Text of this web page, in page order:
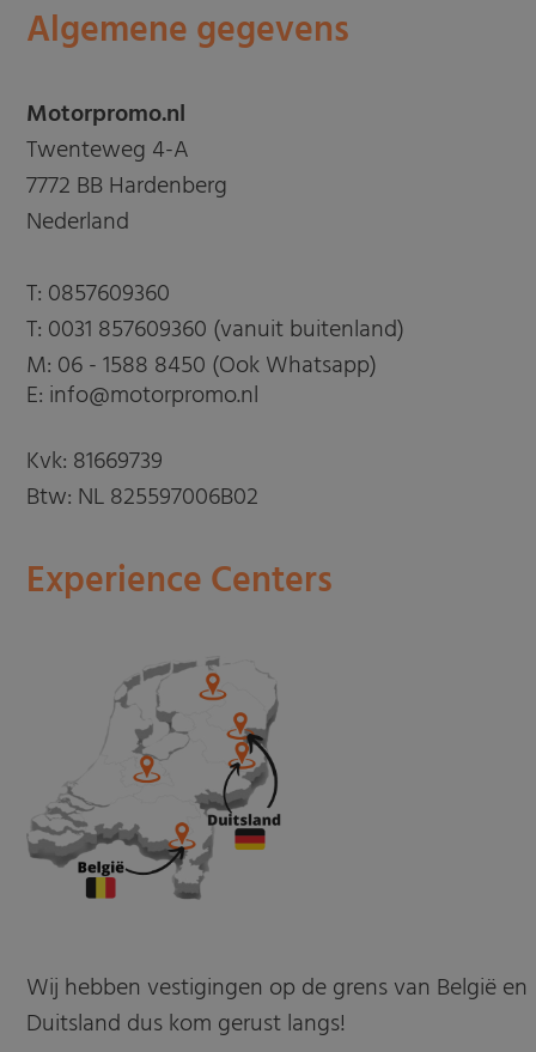
Algemene gegevens
Motorpromo.nl
Twenteweg 4-A
7772 BB Hardenberg
Nederland
T: 0857609360
T: 0031 857609360 (vanuit buitenland)
M: 06 - 1588 8450 (Ook Whatsapp)
E: info@motorpromo.nl
Kvk: 81669739
Btw: NL 825597006B02
Experience Centers
Wij hebben vestigingen op de grens van België en
Duitsland dus kom gerust langs!